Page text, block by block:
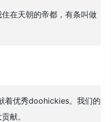
在天朝的帝都，有条叫做
着优秀doohickies。我们的
献。